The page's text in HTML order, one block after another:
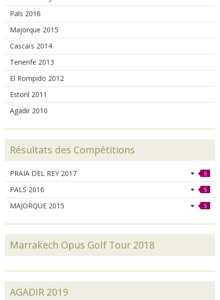
Pals 2016
Majorque 2015
Cascaïs 2014
Tenerife 2013
El Rompido 2012
Estoril 2011
Agadir 2010
Résultats des Compétitions
PRAIA DEL REY 2017 5
PALS 2016 5
MAJORQUE 2015 5
Marrakech Opus Golf Tour 2018
AGADIR 2019